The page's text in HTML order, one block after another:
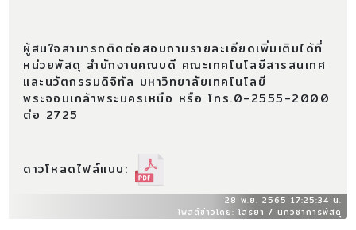
ผู้สนใจสามารถติดต่อสอบถามรายละเอียดเพิ่มเติมได้ที่
หน่วยพัสดุ สำนักงานคณบดี คณะเทคโนโลยีสารสนเทศ
และนวัตกรรมดิจิทัล มหาวิทยาลัยเทคโนโลยี
พระจอมเกล้าพระนครเหนือ หรือ โทร.0-2555-2000
ต่อ 2725
ดาวโหลดไฟล์แนบ:
28 พ.ย. 2565 17:25:34 น.
โพสต์ข่าวโดย: โสรยา / นักวิชาการพัสดุ